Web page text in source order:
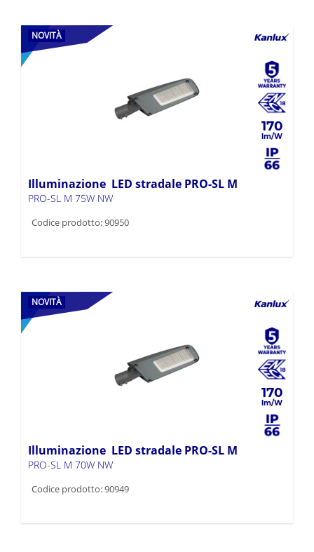
NOVITÀ
170
Illuminazione LED stradale PRO-SL M
PRO-SL M 75W NW
Codice prodotto: 90950
NOVITÀ
170
Illuminazione LED stradale PRO-SL M
PRO-SL M 70W NW
Codice prodotto: 90949